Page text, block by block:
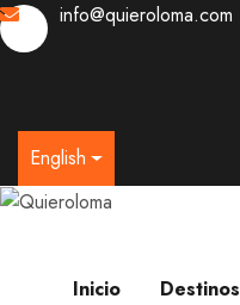
info@quieroloma.com
English
Inicio Destinos